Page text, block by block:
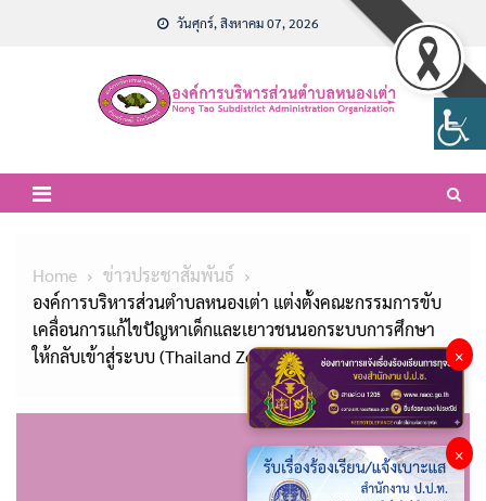
วันศุกร์, สิงหาคม 07, 2026
Home
ข่าวประชาสัมพันธ์
องค์การบริหารส่วนตำบลหนองเต่า แต่งตั้งคณะกรรมการขับ
เคลื่อนการแก้ไขปัญหาเด็กและเยาวชนนอกระบบการศึกษา
ให้กลับเข้าสู่ระบบ (Thailand Zero Dropout)
×
×